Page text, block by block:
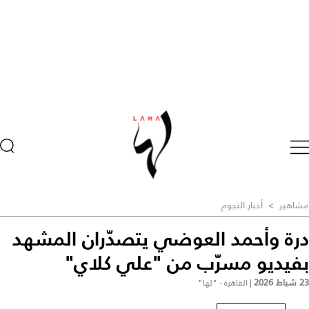
مشاهير > أخبار النجوم
درة وأحمد العوضي يتصدّران المشهد
بفيديو مسرّب من "علي كلاي"
23 شباط 2026 | القاهرة - "لها"